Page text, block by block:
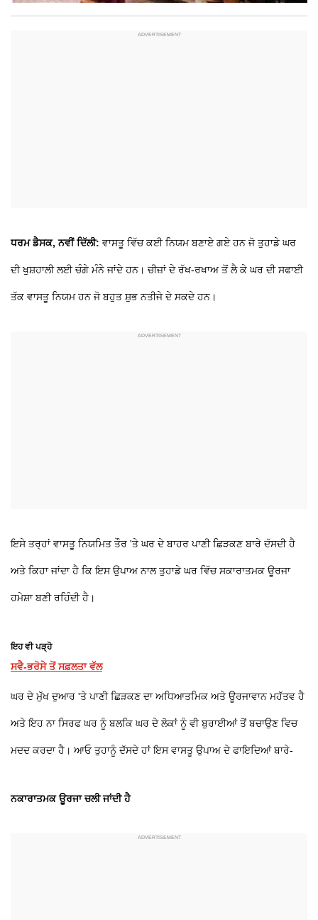
ਧਰਮ ਡੈਸਕ, ਨਵੀਂ ਦਿੱਲੀ: ਵਾਸਤੂ ਵਿੱਚ ਕਈ ਨਿਯਮ ਬਣਾਏ ਗਏ ਹਨ ਜੋ ਤੁਹਾਡੇ ਘਰ
ਦੀ ਖੁਸ਼ਹਾਲੀ ਲਈ ਚੰਗੇ ਮੰਨੇ ਜਾਂਦੇ ਹਨ। ਚੀਜ਼ਾਂ ਦੇ ਰੱਖ-ਰਖਾਅ ਤੋਂ ਲੈ ਕੇ ਘਰ ਦੀ ਸਫਾਈ
ਤੱਕ ਵਾਸਤੂ ਨਿਯਮ ਹਨ ਜੋ ਬਹੁਤ ਸ਼ੁਭ ਨਤੀਜੇ ਦੇ ਸਕਦੇ ਹਨ।
ਇਸੇ ਤਰ੍ਹਾਂ ਵਾਸਤੂ ਨਿਯਮਿਤ ਤੌਰ 'ਤੇ ਘਰ ਦੇ ਬਾਹਰ ਪਾਣੀ ਛਿੜਕਣ ਬਾਰੇ ਦੱਸਦੀ ਹੈ
ਅਤੇ ਕਿਹਾ ਜਾਂਦਾ ਹੈ ਕਿ ਇਸ ਉਪਾਅ ਨਾਲ ਤੁਹਾਡੇ ਘਰ ਵਿੱਚ ਸਕਾਰਾਤਮਕ ਊਰਜਾ
ਹਮੇਸ਼ਾ ਬਣੀ ਰਹਿੰਦੀ ਹੈ।
ਇਹ ਵੀ ਪੜ੍ਹੋ
ਸਵੈ-ਭਰੋਸੇ ਤੋਂ ਸਫ਼ਲਤਾ ਵੱਲ
ਘਰ ਦੇ ਮੁੱਖ ਦੁਆਰ 'ਤੇ ਪਾਣੀ ਛਿੜਕਣ ਦਾ ਅਧਿਆਤਮਿਕ ਅਤੇ ਊਰਜਾਵਾਨ ਮਹੱਤਵ ਹੈ
ਅਤੇ ਇਹ ਨਾ ਸਿਰਫ ਘਰ ਨੂੰ ਬਲਕਿ ਘਰ ਦੇ ਲੋਕਾਂ ਨੂੰ ਵੀ ਬੁਰਾਈਆਂ ਤੋਂ ਬਚਾਉਣ ਵਿਚ
ਮਦਦ ਕਰਦਾ ਹੈ। ਆਓ ਤੁਹਾਨੂੰ ਦੱਸਦੇ ਹਾਂ ਇਸ ਵਾਸਤੂ ਉਪਾਅ ਦੇ ਫਾਇਦਿਆਂ ਬਾਰੇ-
ਨਕਾਰਾਤਮਕ ਊਰਜਾ ਚਲੀ ਜਾਂਦੀ ਹੈ